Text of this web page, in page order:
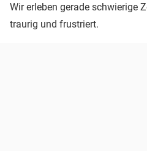
Wir erleben gerade schwierige
traurig und frustriert.